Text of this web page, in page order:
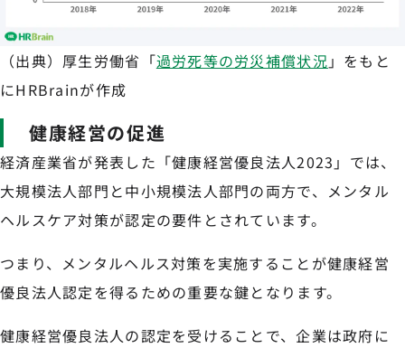
（出典）厚生労働省「過労死等の労災補償状況 」をもと
にHRBrainが作成
健康経営の促進
経済産業省が発表した「健康経営優良法人2023」では、
大規模法人部門と中小規模法人部門の両方で、メンタル
ヘルスケア対策が認定の要件とされています。
つまり、メンタルヘルス対策を実施することが健康経営
優良法人認定を得るための重要な鍵となります。
健康経営優良法人の認定を受けることで、企業は政府に